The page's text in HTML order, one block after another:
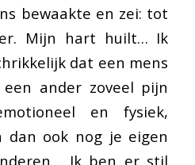
bewaakte en zei: tot
Mijn hart huilt… Ik
dat een mens
ander zoveel pijn
en fysiek,
dan ook nog je eigen
Ik ben er stil